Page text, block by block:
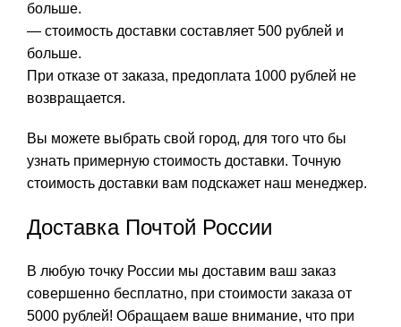
больше.
— стоимость доставки составляет 500 рублей и
больше.
При отказе от заказа, предоплата 1000 рублей не
возвращается.
Вы можете выбрать свой город, для того что бы
узнать примерную стоимость доставки. Точную
стоимость доставки вам подскажет наш менеджер.
Доставка Почтой России
В любую точку России мы доставим ваш заказ
совершенно бесплатно, при стоимости заказа от
5000 рублей! Обращаем ваше внимание, что при